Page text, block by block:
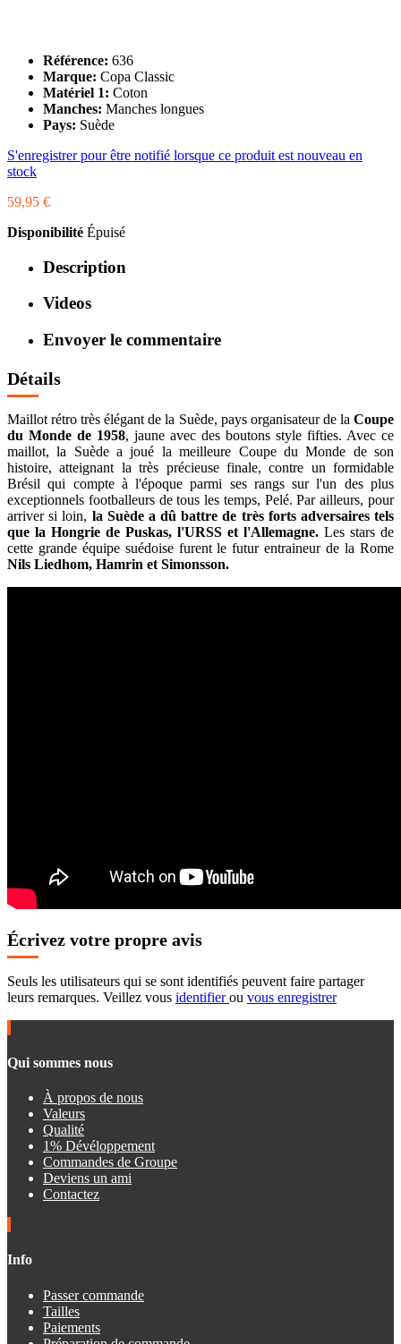
Référence: 636
Marque: Copa Classic
Matériel 1: Coton
Manches: Manches longues
Pays: Suède
S'enregistrer pour être notifié lorsque ce produit est nouveau en
stock
59,95 €
Disponibilité Épuisé
Description
Videos
Envoyer le commentaire
Détails
Maillot rétro très élégant de la Suède, pays organisateur de la Coupe
du Monde de 1958, jaune avec des boutons style fifties. Avec ce
maillot, la Suède a joué la meilleure Coupe du Monde de son
histoire, atteignant la très précieuse finale, contre un formidable
Brésil qui compte à l'époque parmi ses rangs sur l'un des plus
exceptionnels footballeurs de tous les temps, Pelé. Par ailleurs, pour
arriver si loin, la Suède a dû battre de très forts adversaires tels
que la Hongrie de Puskas, l'URSS et l'Allemagne. Les stars de
cette grande équipe suédoise furent le futur entraineur de la Rome
Nils Liedhom, Hamrin et Simonsson.
Écrivez votre propre avis
Seuls les utilisateurs qui se sont identifiés peuvent faire partager
leurs remarques. Veillez vous identifierou vous enregistrer
Qui sommes nous
À propos de nous
Valeurs
Qualité
1% Dévéloppement
Commandes de Groupe
Deviens un ami
Contactez
Info
Passer commande
Tailles
Paiements